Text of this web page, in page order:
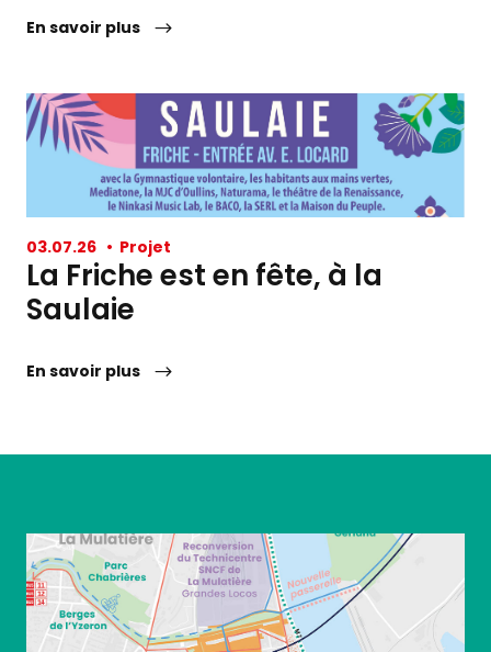
En savoir plus
03.07.26 • Projet
La Friche est en fête, à la
Saulaie
En savoir plus